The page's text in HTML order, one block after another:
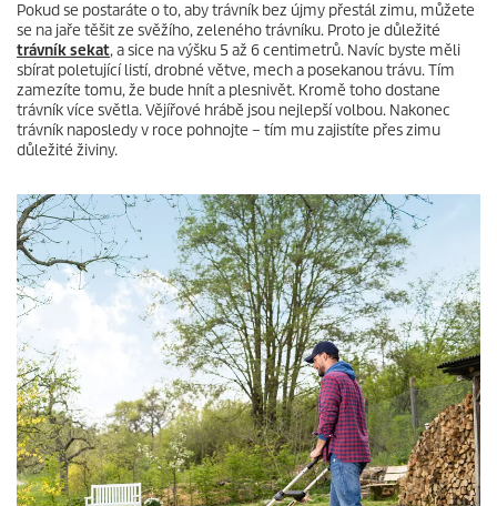
Pokud se postaráte o to, aby trávník bez újmy přestál zimu, můžete
se na jaře těšit ze svěžího, zeleného trávníku. Proto je důležité
trávník sekat, a sice na výšku 5 až 6 centimetrů. Navíc byste měli
sbírat poletující listí, drobné větve, mech a posekanou trávu. Tím
zamezíte tomu, že bude hnít a plesnivět. Kromě toho dostane
trávník více světla. Vějířové hrábě jsou nejlepší volbou. Nakonec
trávník naposledy v roce pohnojte – tím mu zajistíte přes zimu
důležité živiny.